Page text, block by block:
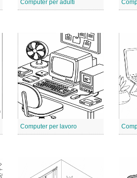
Computer per adulti
Computer per lavoro